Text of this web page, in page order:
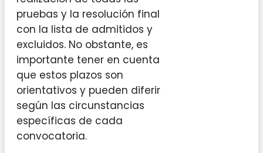
pruebas y la resolución final
con la lista de admitidos y
excluidos. No obstante, es
importante tener en cuenta
que estos plazos son
orientativos y pueden diferir
según las circunstancias
específicas de cada
convocatoria.